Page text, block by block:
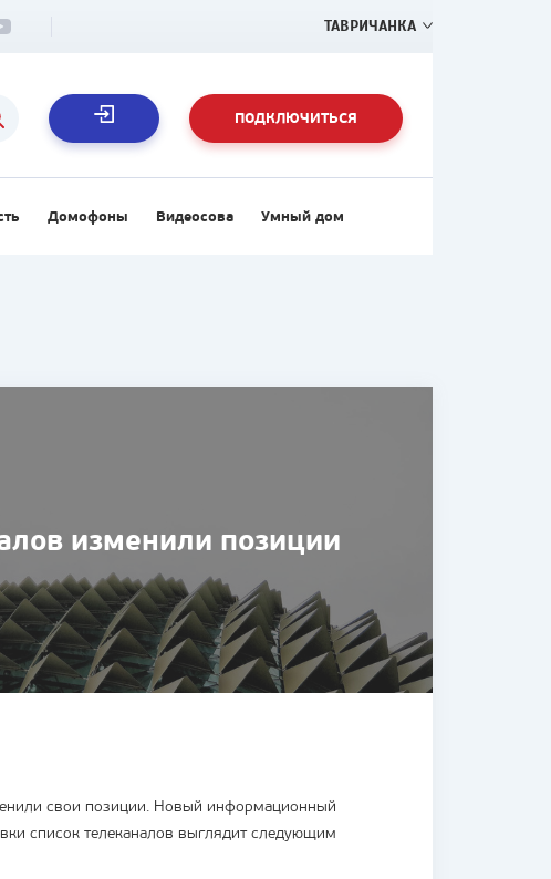
ТАВРИЧАНКА
ПОДКЛЮЧИТЬСЯ
Домофоны Видеосова Умный дом
изменили позиции
свои позиции. Новый информационный
список телеканалов выглядит следующим